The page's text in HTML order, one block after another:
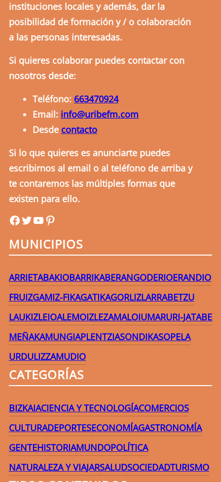
instituciones locales y además, dar la
posibilidad de formación y / o colaboración
a las personas interesadas.
Si quieres colaborar puedes contactar con
nosotros desde:
Teléfono: 663470924
Email: info@uribefm.com
Desde contacto
Si lo que quieres es anunciarte puedes
escribirnos al email o al teléfono de arriba y
te contaremos las múltiples formas que
existen para ello.
uribefmuribefmYouTube Pinterest
MUNICIPIOS
ARRIETABAKIOBARRIKABERANGODERIOERANDIO
FRUIZGAMIZ-FIKAGATIKAGORLIZLARRABETZU
LAUKIZLEIOALEMOIZLEZAMALOIUMARURI-JATABE
MEÑAKAMUNGIAPLENTZIASONDIKASOPELA
URDULIZZAMUDIO
CATEGORÍAS
BIZKAIACIENCIA Y TECNOLOGÍACOMERCIOS
CULTURADEPORTESECONOMÍAGASTRONOMÍA
GENTEHISTORIAMUNDOPOLÍTICA
NATURALEZA Y VIAJARSALUDSOCIEDADTURISMO